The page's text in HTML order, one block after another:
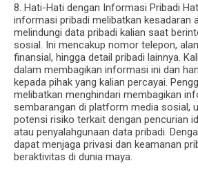
8. Hati-Hati dengan Informasi Pribadi
informasi pribadi melibatkan kesadaran
melindungi data pribadi kalian saat
sosial. Ini mencakup nomor telepon,
finansial, hingga detail pribadi lainnya.
dalam membagikan informasi ini dan
kepada pihak yang kalian percayai.
melibatkan menghindari membagikan
sembarangan di platform media sosial,
potensi risiko terkait dengan pencurian
atau penyalahgunaan data pribadi.
dapat menjaga privasi dan keamanan
beraktivitas di dunia maya.